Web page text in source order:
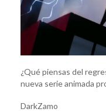
¿Qué piensas del
nueva serie animada
DarkZamo